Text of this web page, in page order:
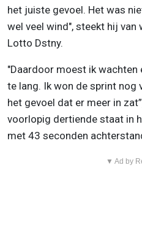
het juiste gevoel. Het was
wel veel wind", steekt hij van
Lotto Dstny.
"Daardoor moest ik
te lang. Ik won de sprint nog
het gevoel dat er meer in
voorlopig dertiende staat in
met 43 seconden
▼ Ad by